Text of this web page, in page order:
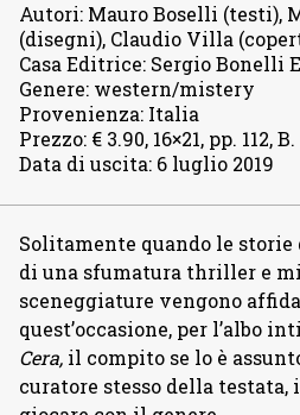
Autori: Mauro Boselli (testi),
(disegni), Claudio Villa
Casa Editrice: Sergio Bonelli
Genere: western/mistery
Provenienza: Italia
Prezzo: € 3.90, 16×21, pp. 112, B.
Data di uscita: 6 luglio 2019
Solitamente quando le storie
di una sfumatura thriller e
sceneggiature vengono
quest’occasione, per l’albo
Cera, il compito se lo è
curatore stesso della testata,